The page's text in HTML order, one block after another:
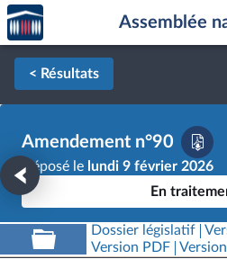
Aller au contenu
Aller en bas de la page
Accèder
à la
page
d'accueil
Assemblée
< Résultats
Amendement n°90
Déposé le lundi 9 février 2026
En
Dossier législatif
Version PDF